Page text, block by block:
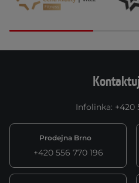
Infolinka: +420
Prodejna Brno
+420 556 770 196